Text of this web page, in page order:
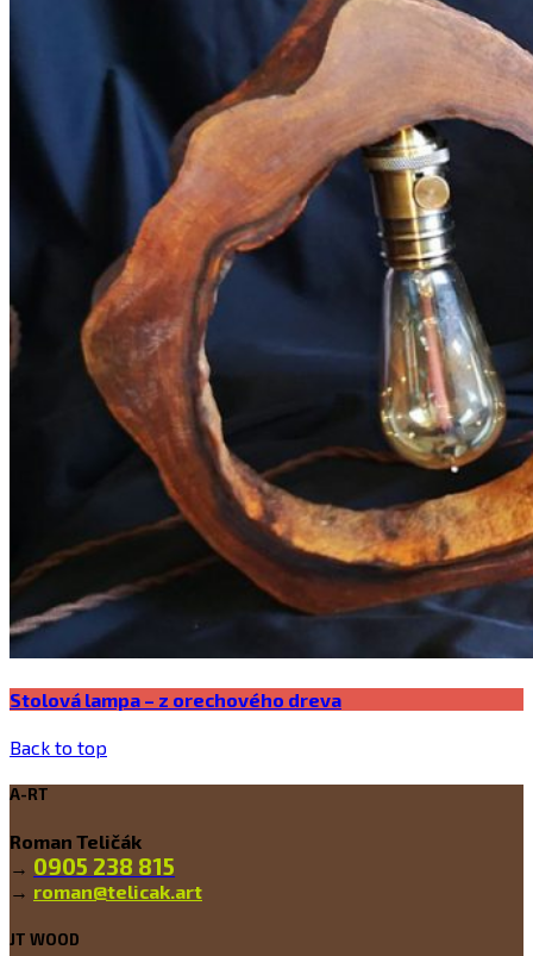
Stolová lampa – z orechového dreva
Back to top
A-RT
Roman Teličák
→ 0905 238 815
→ roman@telicak.art
JT WOOD